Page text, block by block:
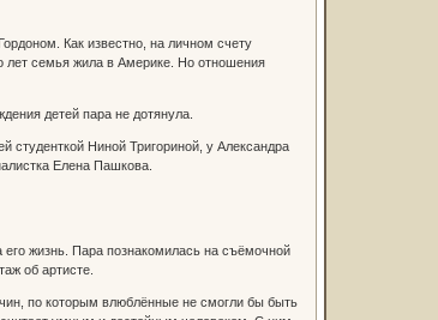
Как известно, на личном счету
лет семья жила в Америке. Но отношения
детей пара не дотянула.
студенткой Ниной Тригориной, у Александра
Елена Пашкова.
его жизнь. Пара познакомилась на съёмочной
об артисте.
по которым влюблённые не смогли бы быть